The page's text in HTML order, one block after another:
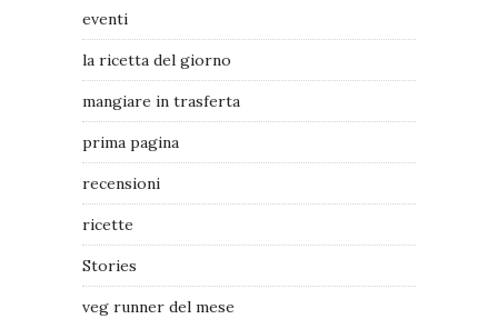
eventi
la ricetta del giorno
mangiare in trasferta
prima pagina
recensioni
ricette
Stories
veg runner del mese